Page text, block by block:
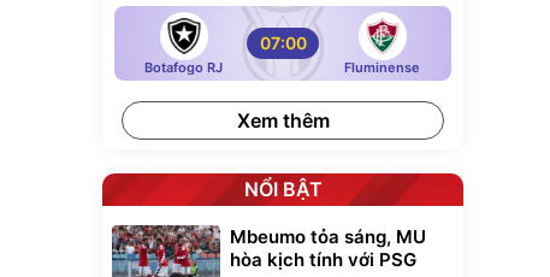
Botafogo RJ
07:00
Fluminense
Xem thêm
NỔI BẬT
Mbeumo tỏa sáng, MU
hòa kịch tính với PSG